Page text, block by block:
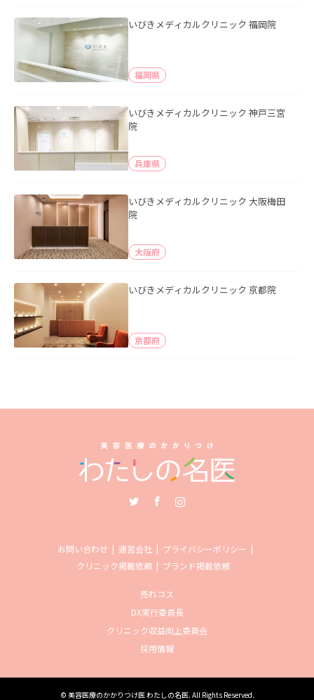
いびきメディカルクリニック 福岡院
福岡県
いびきメディカルクリニック 神戸三宮
院
兵庫県
いびきメディカルクリニック 大阪梅田
院
大阪府
いびきメディカルクリニック 京都院
京都府
お問い合わせ 運営会社
プライバシーポリシー
クリニック掲載依頼
ブランド掲載依頼
売れコス
DX実行委員長
クリニック収益向上委員会
採用情報
© 美容医療のかかりつけ医 わたしの名医. All Rights Reserved.